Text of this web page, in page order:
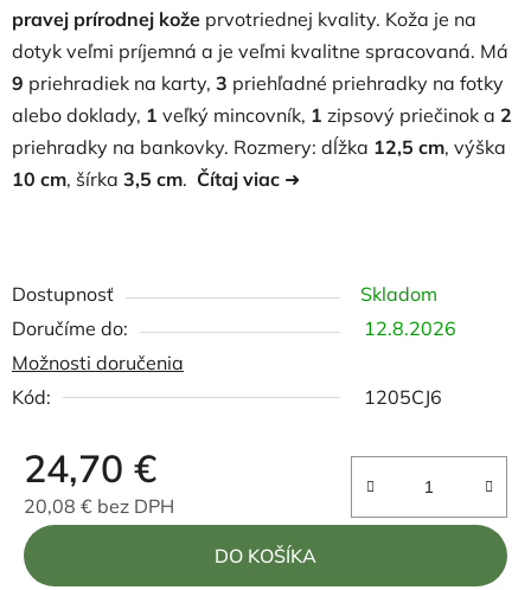
pravej prírodnej kože prvotriednej kvality. Koža je na
dotyk veľmi príjemná a je veľmi kvalitne spracovaná. Má
9 priehradiek na karty, 3 priehľadné priehradky na fotky
alebo doklady, 1 veľký mincovník, 1 zipsový priečinok a 2
priehradky na bankovky. Rozmery: dĺžka 12,5 cm, výška
10 cm, šírka 3,5 cm. Čítaj viac ➜
Dostupnosť
Skladom
12.8.2026
Možnosti doručenia
Kód:
1205CJ6
24,70 €
20,08 € bez DPH
Jednotková cena:
DO KOŠÍKA